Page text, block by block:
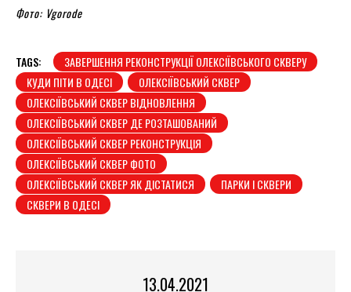
Фото: Vgorode
TAGS:
ЗАВЕРШЕННЯ РЕКОНСТРУКЦІЇ ОЛЕКСІЇВСЬКОГО СКВЕРУ
КУДИ ПІТИ В ОДЕСІ
ОЛЕКСІЇВСЬКИЙ СКВЕР
ОЛЕКСІЇВСЬКИЙ СКВЕР ВІДНОВЛЕННЯ
ОЛЕКСІЇВСЬКИЙ СКВЕР ДЕ РОЗТАШОВАНИЙ
ОЛЕКСІЇВСЬКИЙ СКВЕР РЕКОНСТРУКЦІЯ
ОЛЕКСІЇВСЬКИЙ СКВЕР ФОТО
ОЛЕКСІЇВСЬКИЙ СКВЕР ЯК ДІСТАТИСЯ
ПАРКИ І СКВЕРИ
СКВЕРИ В ОДЕСІ
13.04.2021